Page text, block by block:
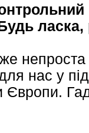
нас у
Європи.